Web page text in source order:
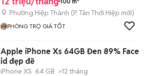
Phường Hiệp Thành (P. Tân Thới Hiệp mới)
PHÒNG TRỌ GIÁ TỐT
Apple iPhone Xs 64GB Đen 89% Face
id đẹp đẽ
iPhone XS 64 GB >12 tháng